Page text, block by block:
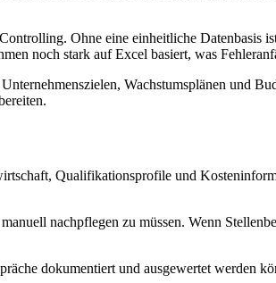
Ohne eine einheitliche Datenbasis
noch stark auf Excel basiert, was
Wachstumsplänen und
Qualifikationsprofile und
nachpflegen zu müssen. Wenn
dokumentiert und ausgewertet werden